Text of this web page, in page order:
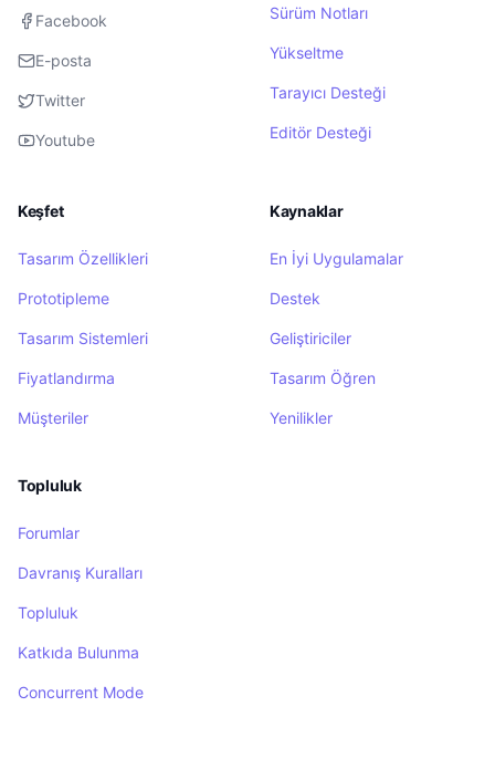
Facebook
E-posta
Twitter
Youtube
Sürüm Notları
Yükseltme
Tarayıcı Desteği
Editör Desteği
Keşfet
Tasarım Özellikleri
Prototipleme
Tasarım Sistemleri
Fiyatlandırma
Müşteriler
Kaynaklar
En İyi Uygulamalar
Destek
Geliştiriciler
Tasarım Öğren
Yenilikler
Topluluk
Forumlar
Davranış Kuralları
Topluluk
Katkıda Bulunma
Concurrent Mode